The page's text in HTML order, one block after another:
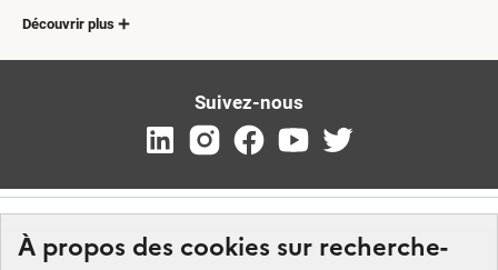
À propos des cookies sur recherche-
Découvrir plus
Suivez-nous